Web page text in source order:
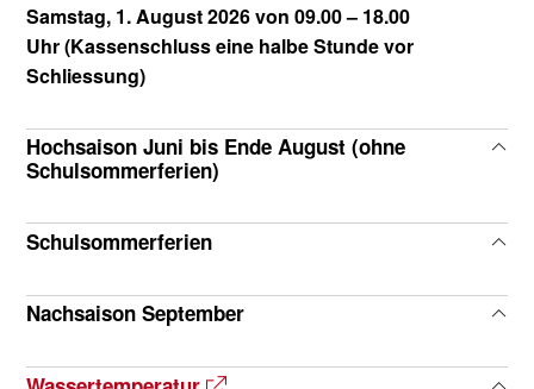
Samstag, 1. August 2026 von 09.00 – 18.00
Uhr (Kassenschluss eine halbe Stunde vor
Schliessung)
Hochsaison Juni bis Ende August (ohne
Schulsommerferien)
Dienstag – Freitag
Samstag und Sonntag
Schulsommerferien
Nachsaison September